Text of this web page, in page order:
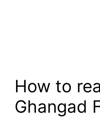
How to
Ghangad